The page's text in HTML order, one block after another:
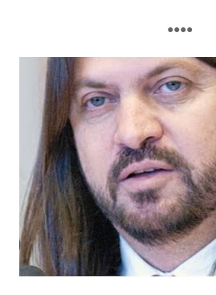
●●●●